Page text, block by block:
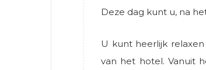
Deze dag kunt u, na
U kunt heerlijk
van het hotel. Vanuit